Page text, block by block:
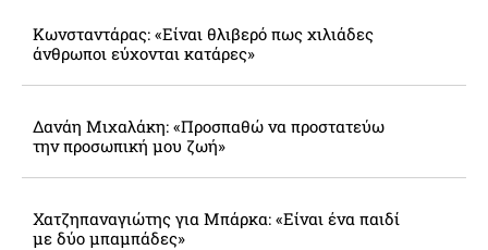
Κωνσταντάρας: «Είναι θλιβερό πως χιλιάδες
άνθρωποι εύχονται κατάρες»
Δανάη Μιχαλάκη: «Προσπαθώ να προστατεύω
την προσωπική μου ζωή»
Χατζηπαναγιώτης για Μπάρκα: «Είναι ένα παιδί
με δύο μπαμπάδες»